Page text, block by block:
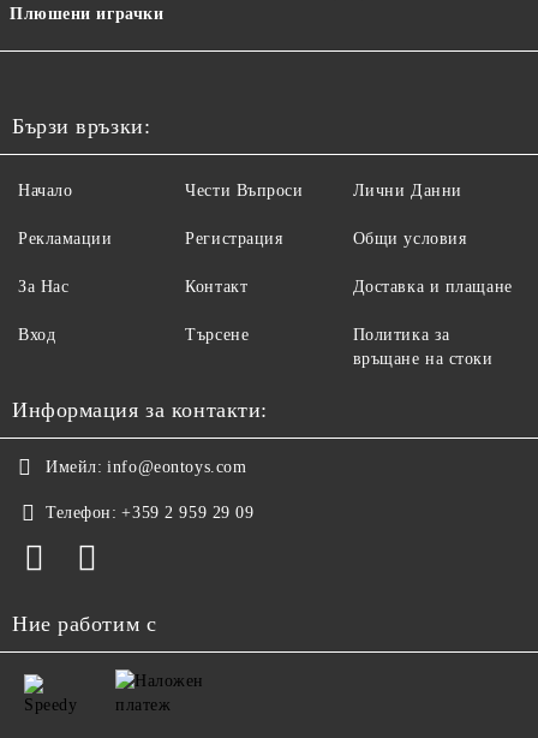
Плюшени играчки
Бързи връзки:
Начало
Рекламации
За Нас
Вход
Чести Въпроси
Регистрация
Контакт
Търсене
Лични Данни
Общи условия
Доставка и плащане
Политика за
връщане на стоки
Информация за контакти:
Имейл: info@eontoys.com
Телефон: +359 2 959 29 09
Ние работим с